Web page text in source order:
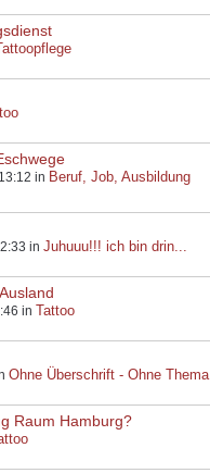
in Beruf, Job, Ausbildung
in Juhuuu!!! ich bin drin...
in Tattoo
Ohne Überschrift - Ohne Thema
Raum Hamburg?